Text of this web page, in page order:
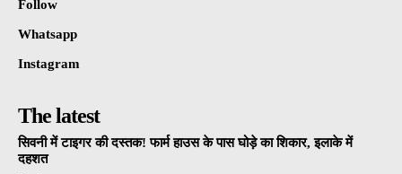
Follow
Whatsapp
Instagram
The latest
सिवनी में टाइगर की दस्तक! फार्म हाउस के पास घोड़े का शिकार, इलाके में
दहशत